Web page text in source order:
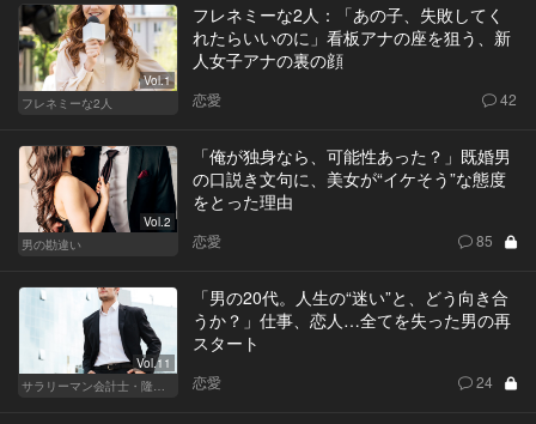
Vol.1
フレネミーな2人
フレネミーな2人：「あの子、失敗してく
れたらいいのに」看板アナの座を狙う、新
人女子アナの裏の顔
恋愛 42
Vol.2
男の勘違い
「俺が独身なら、可能性あった？」既婚男
の口説き文句に、美女が“イケそう”な態度
をとった理由
恋愛 85
Vol.11
サラリーマン会計士・隆一の迷い
「男の20代。人生の“迷い”と、どう向き合
うか？」仕事、恋人…全てを失った男の再
スタート
恋愛 24